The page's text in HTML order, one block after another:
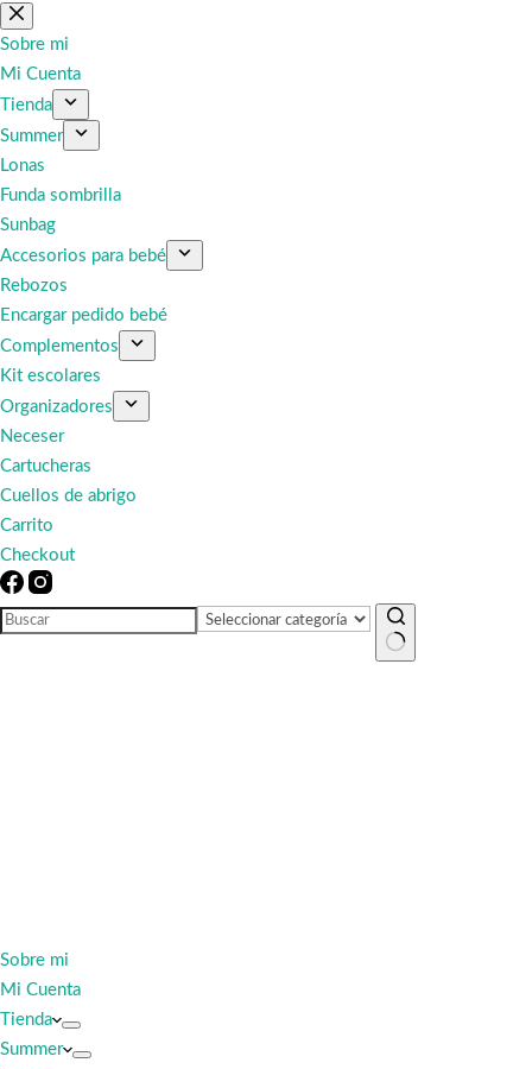
Saltar
al
contenido
Sobre mi
Mi Cuenta
Tienda
Summer
Lonas
Funda sombrilla
Sunbag
Accesorios para bebé
Rebozos
Encargar pedido bebé
Complementos
Kit escolares
Organizadores
Neceser
Cartucheras
Cuellos de abrigo
Carrito
Checkout
Sobre mi
Mi Cuenta
Tienda
Summer